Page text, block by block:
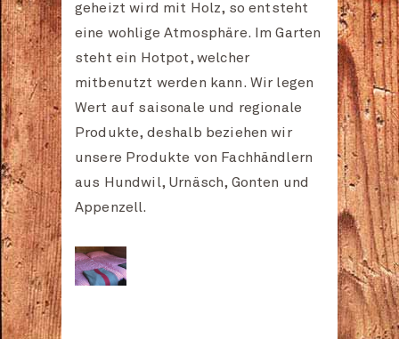
geheizt wird mit Holz, so entsteht
eine wohlige Atmosphäre. Im Garten
steht ein Hotpot, welcher
mitbenutzt werden kann. Wir legen
Wert auf saisonale und regionale
Produkte, deshalb beziehen wir
unsere Produkte von Fachhändlern
aus Hundwil, Urnäsch, Gonten und
Appenzell.